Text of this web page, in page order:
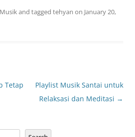
Musikand tagged tehyan on January 20,
Tetap
Playlist Musik Santai untuk
Relaksasi dan Meditasi →